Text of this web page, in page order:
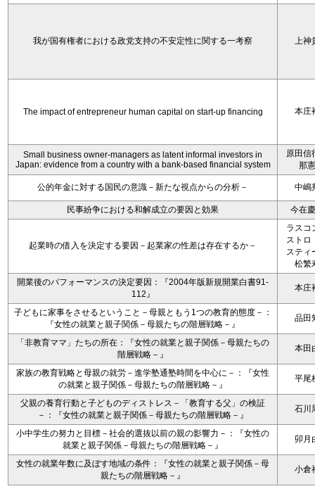
我が国有権者における政党支持の不安定性に関する一考察 上神
The impact of entrepreneur human capital on start-up financing 本庄
Small business owner-managers as latent informal investors in
Japan: evidence from a country with a bank-based financial system
原田信
那
公的年金に対する国民の意識－新たな視点からの分析－ 中嶋
民事紛争における和解成立の要因と効果 今在
起業時の借入を決定する要因－起業家の性差は存在するか－
ラスコ
ストロ
スティ
松繁
開業後のパフォーマンスの決定要因：『2004年版新規開業白書91-
112』
本庄
子どもに家事をさせるということ－母親ともう1つの教育的態度－：
『女性の就業と親子関係－母親たちの階層戦略－』
品田
「非教育ママ」たちの所在：『女性の就業と親子関係－母親たちの
階層戦略－』
本田
家族の教育戦略と母親の就労－進学塾通塾時間を中心に－：『女性
の就業と親子関係－母親たちの階層戦略－』
平尾
父親の養育行動と子どものディストレス－「教育する父」の検証
－：『女性の就業と親子関係－母親たちの階層戦略－』
石川
小中学生の努力と目標－社会的選抜以前の親の影響力－：『女性の
就業と親子関係－母親たちの階層戦略－』
卯月
女性の就業年数に及ぼす地域の条件：『女性の就業と親子関係－母
親たちの階層戦略－』
小倉